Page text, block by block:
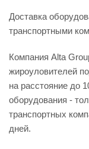
Доставка
транспортными
Компания Alta
жироуловителей
на расстояние до
оборудования -
транспортных
дней.